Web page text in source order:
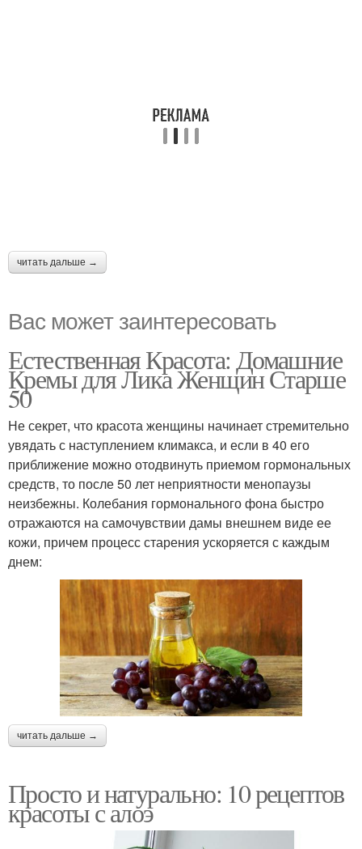
читать дальше →
Вас может заинтересовать
Естественная Красота: Домашние
Кремы для Лика Женщин Старше
50
Не секрет, что красота женщины начинает стремительно
увядать с наступлением климакса, и если в 40 его
приближение можно отодвинуть приемом гормональных
средств, то после 50 лет неприятности менопаузы
неизбежны. Колебания гормонального фона быстро
отражаются на самочувствии дамы внешнем виде ее
кожи, причем процесс старения ускоряется с каждым
днем:
читать дальше →
Просто и натурально: 10 рецептов
красоты с алоэ